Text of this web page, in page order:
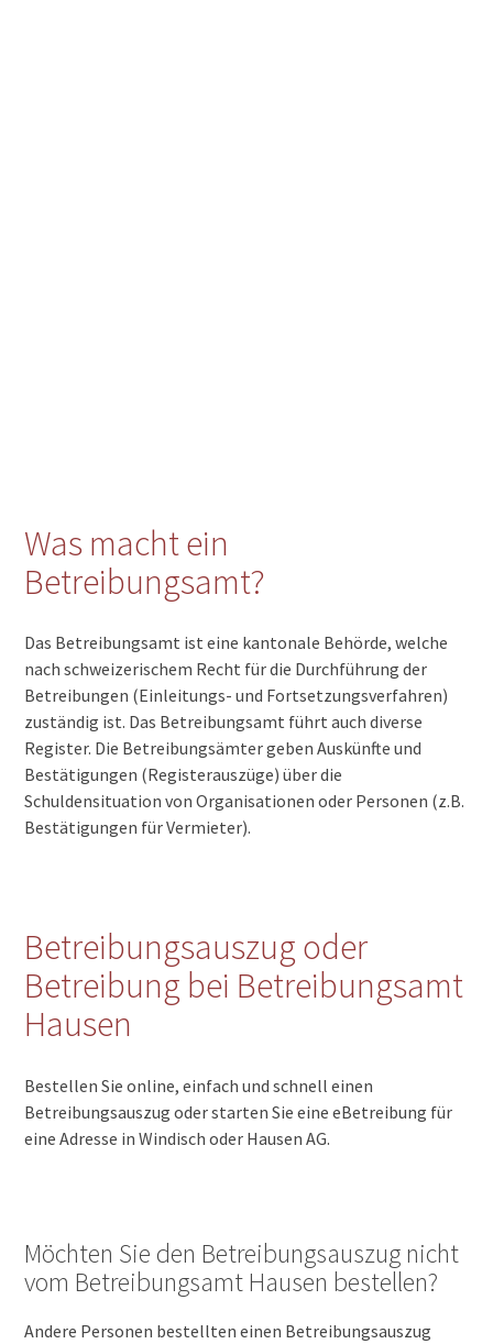
Was macht ein
Betreibungsamt?
Das Betreibungsamt ist eine kantonale Behörde, welche
nach schweizerischem Recht für die Durchführung der
Betreibungen (Einleitungs- und Fortsetzungsverfahren)
zuständig ist. Das Betreibungsamt führt auch diverse
Register. Die Betreibungsämter geben Auskünfte und
Bestätigungen (Registerauszüge) über die
Schuldensituation von Organisationen oder Personen (z.B.
Bestätigungen für Vermieter).
Betreibungsauszug oder
Betreibung bei Betreibungsamt
Hausen
Bestellen Sie online, einfach und schnell einen
Betreibungsauszug oder starten Sie eine eBetreibung für
eine Adresse in Windisch oder Hausen AG.
Möchten Sie den Betreibungsauszug nicht
vom Betreibungsamt Hausen bestellen?
Andere Personen bestellten einen Betreibungsauszug